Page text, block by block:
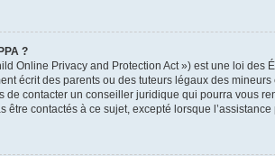
?
Online Privacy and Protection Act ») est une loi
écrit des parents ou des tuteurs légaux des
de contacter un conseiller juridique qui pourra vous
être contactés à ce sujet, excepté lorsque